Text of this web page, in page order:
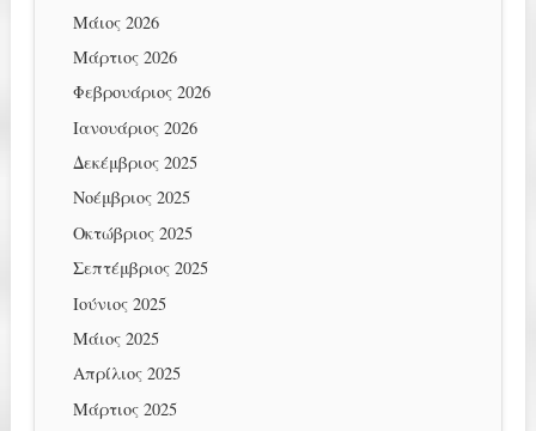
Μάιος 2026
Μάρτιος 2026
Φεβρουάριος 2026
Ιανουάριος 2026
Δεκέμβριος 2025
Νοέμβριος 2025
Οκτώβριος 2025
Σεπτέμβριος 2025
Ιούνιος 2025
Μάιος 2025
Απρίλιος 2025
Μάρτιος 2025